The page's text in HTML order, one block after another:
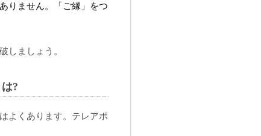
りません。「ご縁」をつ
しましょう。
?
よくあります。テレアポ